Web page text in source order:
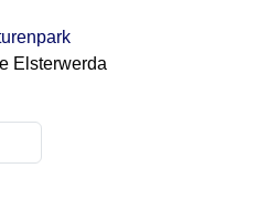
Elsterwerda